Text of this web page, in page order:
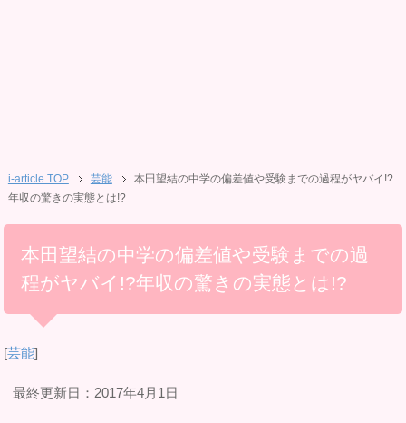
i-article TOP 芸能
本田望結の中学の偏差値や受験までの過程がヤバイ!?
年収の驚きの実態とは!?
本田望結の中学の偏差値や受験までの過
程がヤバイ!?年収の驚きの実態とは!?
[芸能]
最終更新日：2017年4月1日